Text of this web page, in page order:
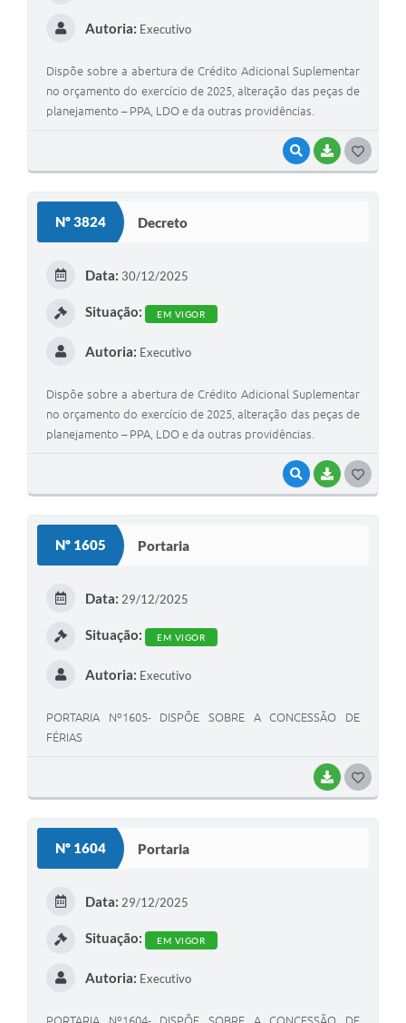
VISUALIZAR
BAIXAR
Autoria: Executivo
Dispõe sobre a abertura de Crédito Adicional Suplementar
no orçamento do exercício de 2025, alteração das peças de
planejamento – PPA, LDO e da outras providências.
Nº 3824 Decreto
VISUALIZAR
BAIXAR
Data: 30/12/2025
Situação: EM VIGOR
Autoria: Executivo
Dispõe sobre a abertura de Crédito Adicional Suplementar
no orçamento do exercício de 2025, alteração das peças de
planejamento – PPA, LDO e da outras providências.
Nº 1605 Portaria
BAIXAR
Data: 29/12/2025
Situação: EM VIGOR
Autoria: Executivo
PORTARIA Nº1605- DISPÕE SOBRE A CONCESSÃO DE
FÉRIAS
Nº 1604 Portaria
Data: 29/12/2025
Situação: EM VIGOR
Autoria: Executivo
PORTARIA Nº1604- DISPÕE SOBRE A CONCESSÃO DE